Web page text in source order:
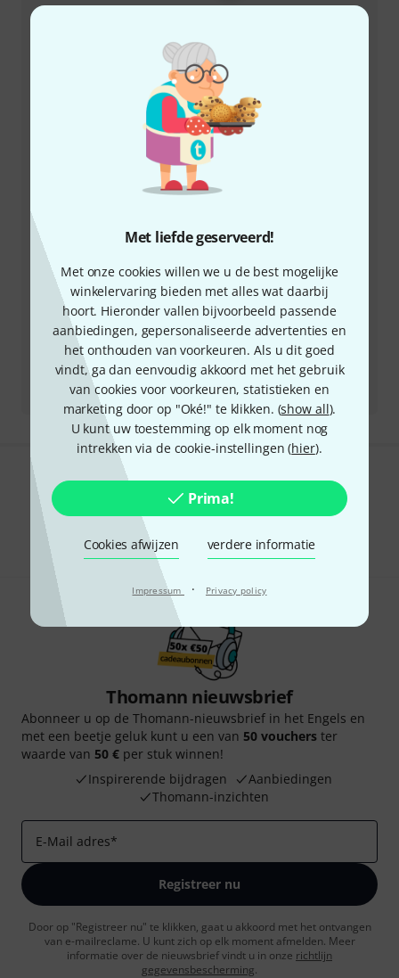
Met liefde geserveerd!
Met onze cookies willen we u de best mogelijke
winkelervaring bieden met alles wat daarbij
hoort. Hieronder vallen bijvoorbeeld passende
aanbiedingen, gepersonaliseerde advertenties en
het onthouden van voorkeuren. Als u dit goed
vindt, ga dan eenvoudig akkoord met het gebruik
van cookies voor voorkeuren, statistieken en
marketing door op "Oké!" te klikken. (show all).
U kunt uw toestemming op elk moment nog
intrekken via de cookie-instellingen (hier).
Prima!
Cookies afwijzen verdere informatie
Impressum · Privacy policy
Onze klantenservice helpt u graag bij al uw vragen of
Houd uw klantnummer bij de hand
Openingstijden (CEST - Midden-
Regel dat we u terugbellen
Meer manieren om contact met ons op te nemen
Product terugsturen
Alle contacten
Bevalt het wat u ziet?
Delen
Thomann nieuwsbrief
Abonneer u op de Thomann-nieuwsbrief in het Engels en
met een beetje geluk kunt u een van 50 vouchers ter
waarde van 50 € per stuk winnen!
Inspirerende bijdragen
Aanbiedingen
Thomann-inzichten
E-Mail adres*
Registreer nu
Door op "Registreer nu" te klikken, gaat u akkoord met het ontvangen
van e-mailreclame. U kunt zich op elk moment afmelden. Meer
informatie over de nieuwsbrief vindt u in onze richtlijn
gegevensbescherming.